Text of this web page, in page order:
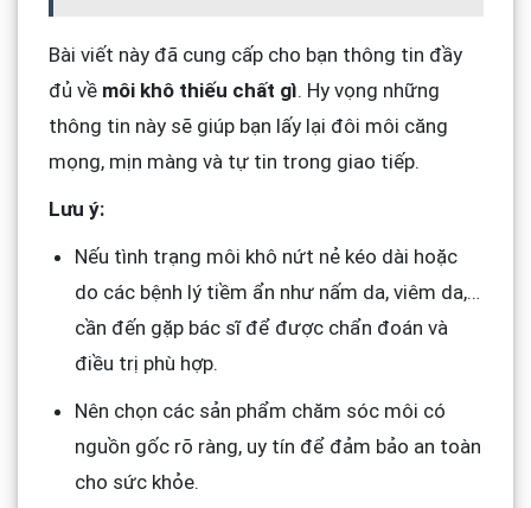
Bài viết này đã cung cấp cho bạn thông tin đầy
đủ về môi khô thiếu chất gì. Hy vọng những
thông tin này sẽ giúp bạn lấy lại đôi môi căng
mọng, mịn màng và tự tin trong giao tiếp.
Lưu ý:
Nếu tình trạng môi khô nứt nẻ kéo dài hoặc
do các bệnh lý tiềm ẩn như nấm da, viêm da,…
cần đến gặp bác sĩ để được chẩn đoán và
điều trị phù hợp.
Nên chọn các sản phẩm chăm sóc môi có
nguồn gốc rõ ràng, uy tín để đảm bảo an toàn
cho sức khỏe.